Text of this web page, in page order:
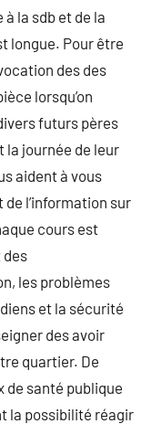
à la sdb et de la
longue. Pour être
des des
lorsqu’on
futurs pères
la journée de leur
aident à vous
l’information sur
cours est
des
les problèmes
et la sécurité
des avoir
quartier. De
de santé publique
la possibilité réagir